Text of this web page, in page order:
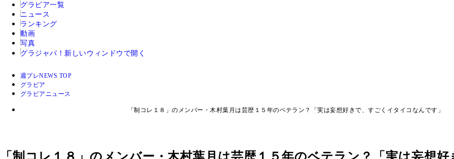
グラビア一覧
ニュース
ランキング
動画
写真
グラジャパ！ 新しいウィンドウで開く
週プレNEWS TOP
グラビア
グラビアニュース
「制コレ１８」のメンバー・木村葉月は芸歴１５年のベテラン？「実は妄想好きで、すごくイタイコなんです」
「制コレ１８」のメンバー・木村葉月は芸歴１５年のベテラン？「実は妄想好